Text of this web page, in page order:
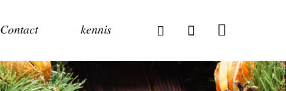
Contact kennis